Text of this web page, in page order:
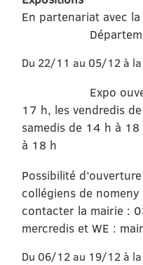
En partenariat avec
Du 22/11 au 05/12 à la
Expo
17 h, les vendredis
samedis de 14 h à
à 18 h
Possibilité
collégiens de
contacter la mairie :
mercredis et WE :
Du 06/12 au 19/12 à